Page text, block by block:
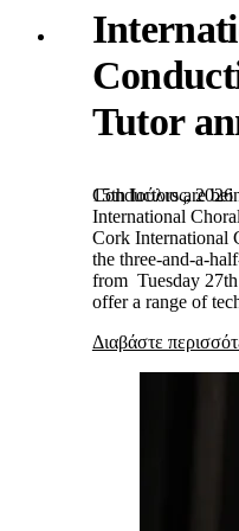
Tutor
15th Ιούλιος, 2026
Conductors are
International
Cork International
the three-and-a-
from Tuesday
offer a range of
Διαβάστε